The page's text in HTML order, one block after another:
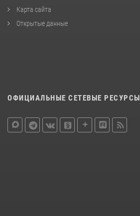
Карта сайта
Открытые данные
ОФИЦИАЛЬНЫЕ СЕТЕВЫЕ РЕСУРСЫ